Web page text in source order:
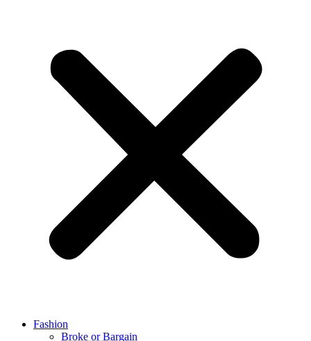
Fashion
Broke or Bargain